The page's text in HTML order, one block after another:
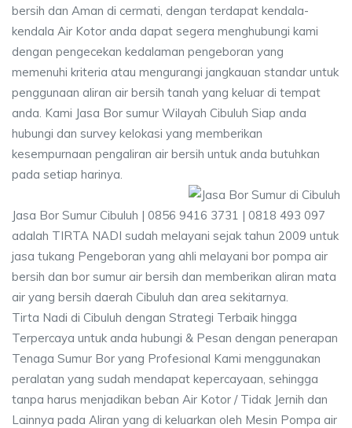
bersih dan Aman di cermati, dengan terdapat kendala-
kendala Air Kotor anda dapat segera menghubungi kami
dengan pengecekan kedalaman pengeboran yang
memenuhi kriteria atau mengurangi jangkauan standar untuk
penggunaan aliran air bersih tanah yang keluar di tempat
anda. Kami Jasa Bor sumur Wilayah Cibuluh Siap anda
hubungi dan survey kelokasi yang memberikan
kesempurnaan pengaliran air bersih untuk anda butuhkan
pada setiap harinya.
Jasa Bor Sumur Cibuluh | 0856 9416 3731 | 0818 493 097
adalah TIRTA NADI sudah melayani sejak tahun 2009 untuk
jasa tukang Pengeboran yang ahli melayani bor pompa air
bersih dan bor sumur air bersih dan memberikan aliran mata
air yang bersih daerah Cibuluh dan area sekitarnya.
Tirta Nadi di Cibuluh dengan Strategi Terbaik hingga
Terpercaya untuk anda hubungi & Pesan dengan penerapan
Tenaga Sumur Bor yang Profesional Kami menggunakan
peralatan yang sudah mendapat kepercayaan, sehingga
tanpa harus menjadikan beban Air Kotor / Tidak Jernih dan
Lainnya pada Aliran yang di keluarkan oleh Mesin Pompa air